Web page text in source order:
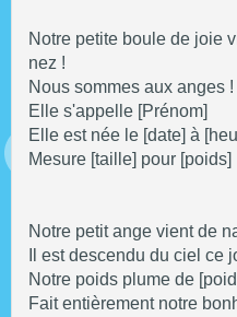
Notre petite boule de joie
nez !
Nous sommes aux anges !
Elle s'appelle [Prénom]
Elle est née le [date] à
Mesure [taille] pour [poids]
Notre petit ange vient de
Il est descendu du ciel ce
Notre poids plume de
Fait entièrement notre